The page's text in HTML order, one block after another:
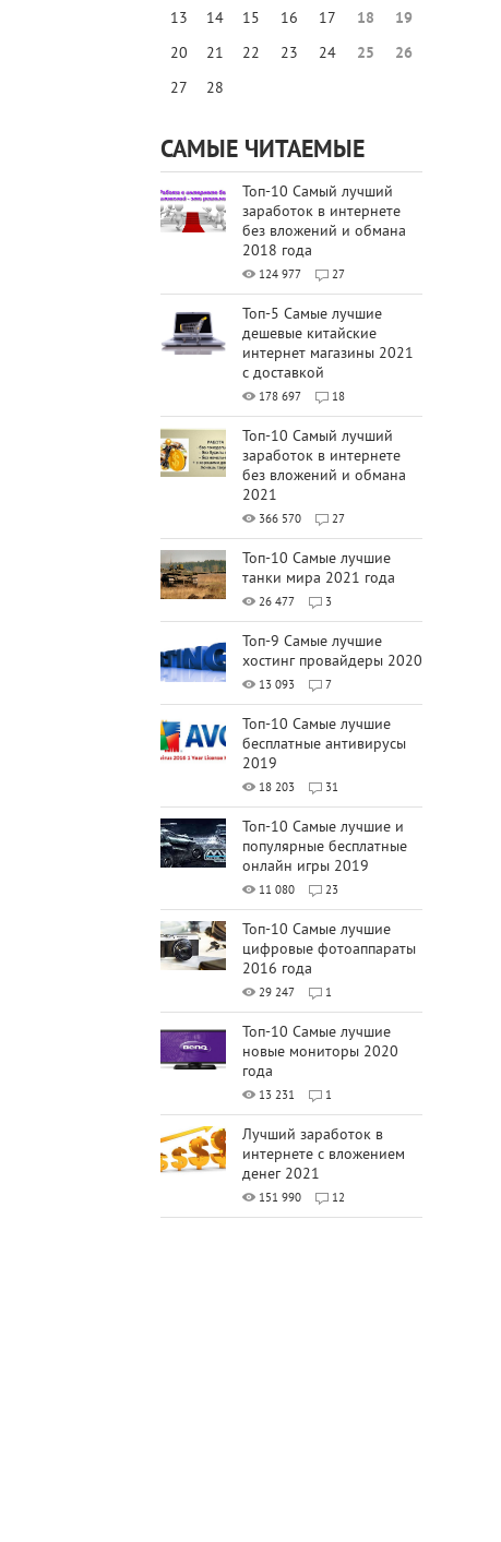
13
14 15 16 17 18
19
20
21 22 23 24 25
26
27
28
САМЫЕ ЧИТАЕМЫЕ
Топ-10 Самый лучший
заработок в интернете
без вложений и обмана
2018 года
124 977 27
Топ-5 Самые лучшие
дешевые китайские
интернет магазины 2021
с доставкой
178 697 18
Топ-10 Самый лучший
заработок в интернете
без вложений и обмана
2021
366 570 27
Топ-10 Самые лучшие
танки мира 2021 года
26 477 3
Топ-9 Самые лучшие
хостинг провайдеры 2020
13 093 7
Топ-10 Самые лучшие
бесплатные антивирусы
2019
18 203 31
Топ-10 Самые лучшие и
популярные бесплатные
онлайн игры 2019
11 080 23
Топ-10 Самые лучшие
цифровые фотоаппараты
2016 года
29 247 1
Топ-10 Самые лучшие
новые мониторы 2020
года
13 231 1
Лучший заработок в
интернете с вложением
денег 2021
151 990 12